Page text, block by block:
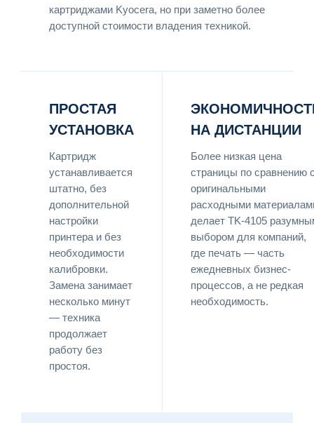
картриджами Kyocera, но при заметно более
доступной стоимости владения техникой.
ПРОСТАЯ
УСТАНОВКА
Картридж
устанавливается
штатно, без
дополнительной
настройки
принтера и без
необходимости
калибровки.
Замена занимает
несколько минут
— техника
продолжает
работу без
простоя.
НА ДИСТАНЦИИ
Более низкая цена
страницы по сравнению
оригинальными
расходными
делает TK-4105
выбором для компаний,
где печать — часть
ежедневных бизнес-
процессов, а не редкая
необходимость.